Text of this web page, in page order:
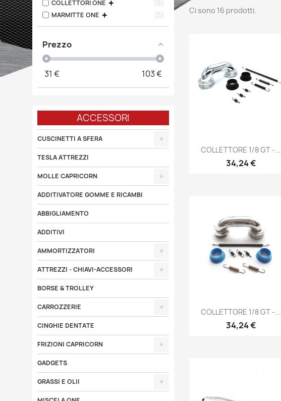
COLLETTORI ONE 9
MARMITTE ONE 5
Prezzo
31 € 103€
ACCESSORI
CUSCINETTI A SFERA
TESLA ATTREZZI
MOLLE CAPRICORN
ADDITIVATORE GOMME E RICAMBI
ABBIGLIAMENTO
ADDITIVI
AMMORTIZZATORI
ATTREZZI - CHIAVI-ACCESSORI
BORSE & TROLLEY
CARROZZERIE
CINGHIE DENTATE
FRIZIONI CAPRICORN
GADGETS
GRASSI E OLII
Ci sono 16 prodotti.
Anteprima
COLLETTORE 1/8 GT -...
Prezzo
34,24 €
Anteprima
COLLETTORE 1/8 GT -...
Prezzo
34,24 €